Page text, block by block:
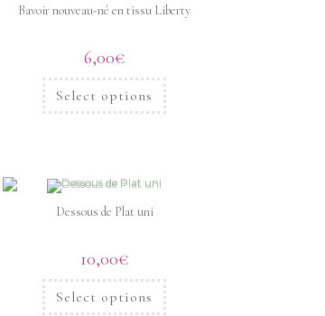
Bavoir nouveau-né en tissu Liberty
6,00€
Select options
Dessous de Plat uni
10,00€
Select options